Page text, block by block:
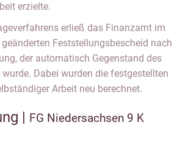
erzielte.
erließ das Finanzamt im
Feststellungsbescheid nach
der automatisch Gegenstand des
Dabei wurden die festgestellten
Arbeit neu berechnet.
| FG Niedersachsen 9 K